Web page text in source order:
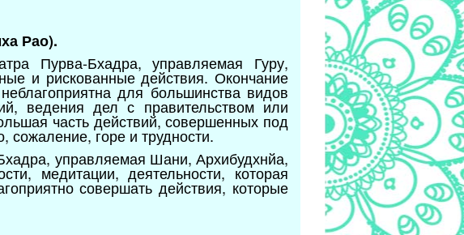
Рао).
Пурва-Бхадра, управляемая Гуру,
и рискованные действия. Окончание
для большинства видов
ведения дел с правительством или
часть действий, совершенных под
сожаление, горе и трудности.
управляемая Шани, Архибудхнйа,
медитации, деятельности, которая
совершать действия, которые